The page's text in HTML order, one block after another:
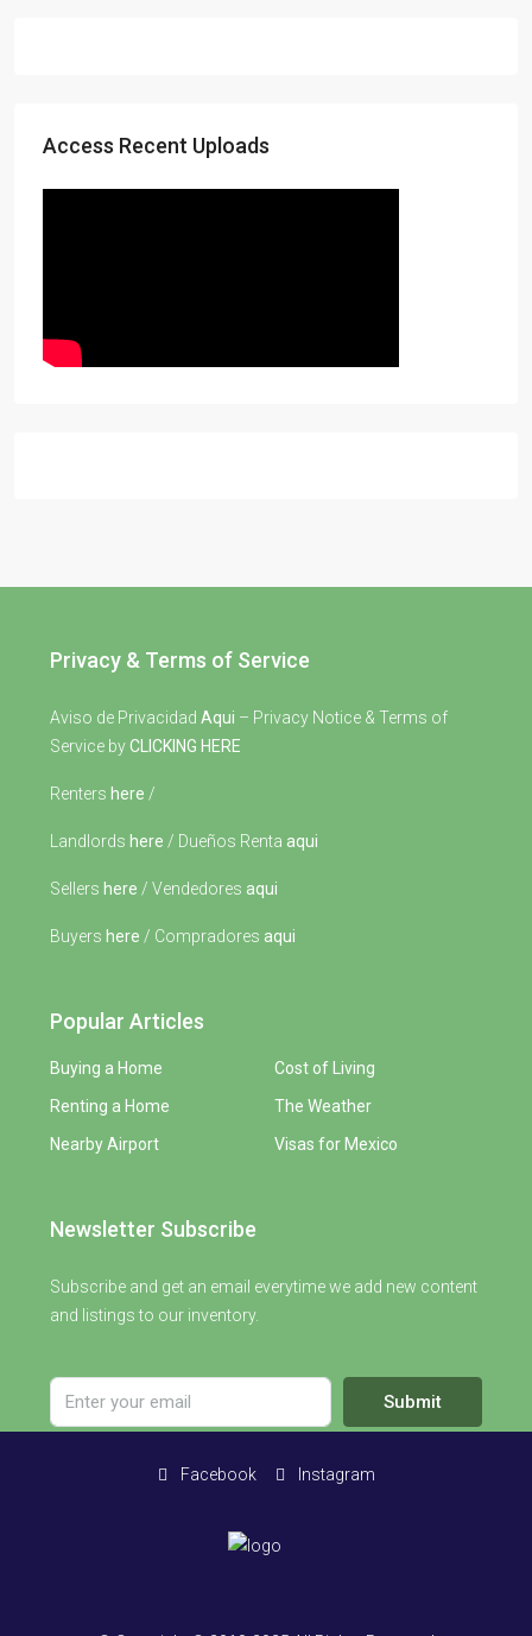
Access Recent Uploads
Privacy & Terms of Service
Aviso de Privacidad Aqui – Privacy Notice & Terms of
Service byCLICKING HERE
Renters here /
Landlords here / Dueños Renta aqui
Sellers here / Vendedores aqui
Buyers here / Compradores aqui
Popular Articles
Buying a Home
Renting a Home
Nearby Airport
Cost of Living
The Weather
Visas for Mexico
Newsletter Subscribe
Subscribe and get an email everytime we add new content
and listings to our inventory.
Submit
Facebook Instagram